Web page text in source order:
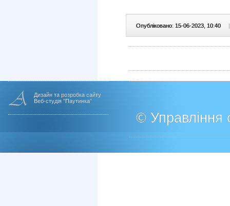
Опубліковано: 15-06-2023, 10:40 |
Дизайн та розробка сайту
Веб-студія "Паутинка"
© Управління